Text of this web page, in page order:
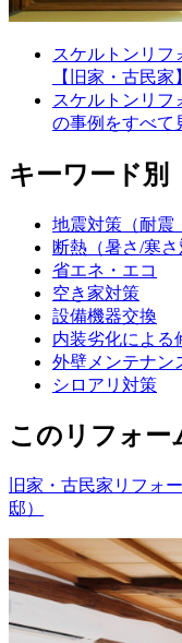
スケルトンリフ
【旧家・古民
スケルトンリフ
の事例をすべて
キーワード
地震対策（耐震
断熱（暑さ/寒さ
省エネ・エコ
空き家対策
設備機器交換
内装劣化による
外壁メンテナン
シロアリ対策
このリフォー
旧家・古民家リフォ
邸）